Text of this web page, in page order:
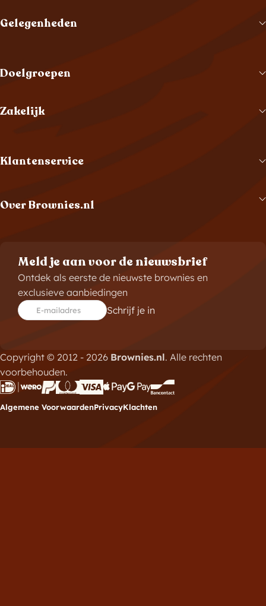
Gelegenheden
Doelgroepen
Zakelijk
Klantenservice
Over Brownies.nl
Meld je aan voor de nieuwsbrief
Ontdek als eerste de nieuwste brownies en
exclusieve aanbiedingen
E-mailadres Schrijf je in
Copyright © 2012 - 2026 Brownies.nl. Alle rechten
voorbehouden.
Algemene VoorwaardenPrivacyKlachten